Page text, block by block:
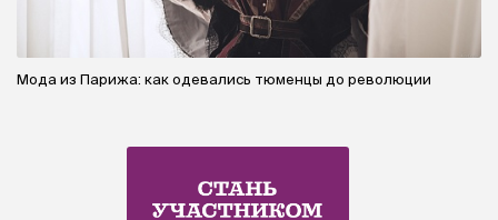
Мода из Парижа: как одевались тюменцы до революции